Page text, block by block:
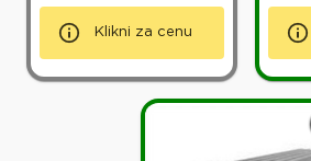
Klikni za cenu